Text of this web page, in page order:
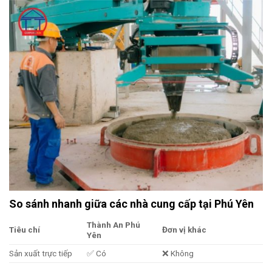
So sánh nhanh giữa các nhà cung cấp tại Phú Yên
Tiêu chí
Thành An Phú
Yên
Đơn vị khác
Sản xuất trực tiếp ✅ Có
❌ Không